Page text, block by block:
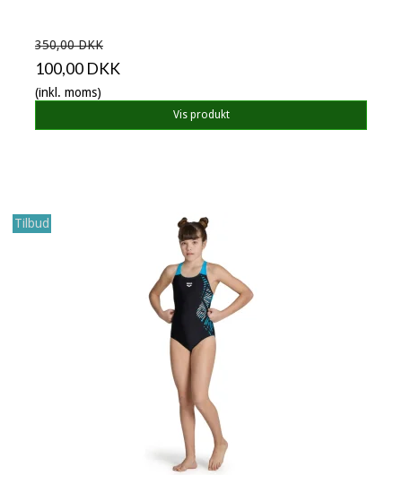
350,00 DKK
100,00 DKK
(inkl. moms)
Vis produkt
Tilbud